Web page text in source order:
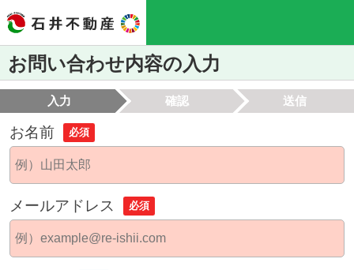
お問い合わせ内容の入力
入力 確認 送信
お名前 必須
メールアドレス 必須